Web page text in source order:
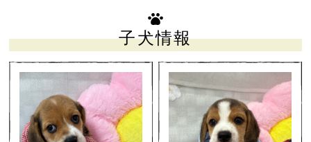
子犬情報